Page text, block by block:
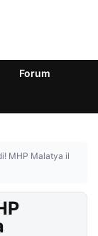
Forum
MHP Malatya il